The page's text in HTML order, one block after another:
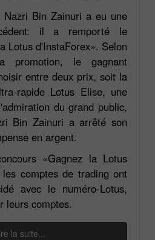
Nazri Bin Zainuri a eu une
il a remporté le
Lotus d'InstaForex». Selon
promotion, le gagnant
entre deux prix, soit la
rapide Lotus Elise, une
du grand public,
Bin Zainuri a arrêté son
en argent.
«Gagnez la Lotus
comptes de trading ont
avec le numéro-Lotus,
leurs comptes.
la suite...